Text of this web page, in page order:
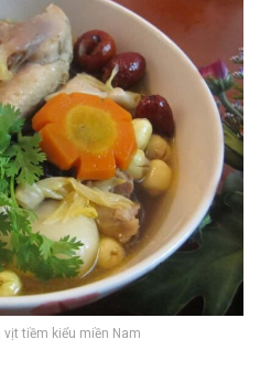
tiềm kiểu miền Nam